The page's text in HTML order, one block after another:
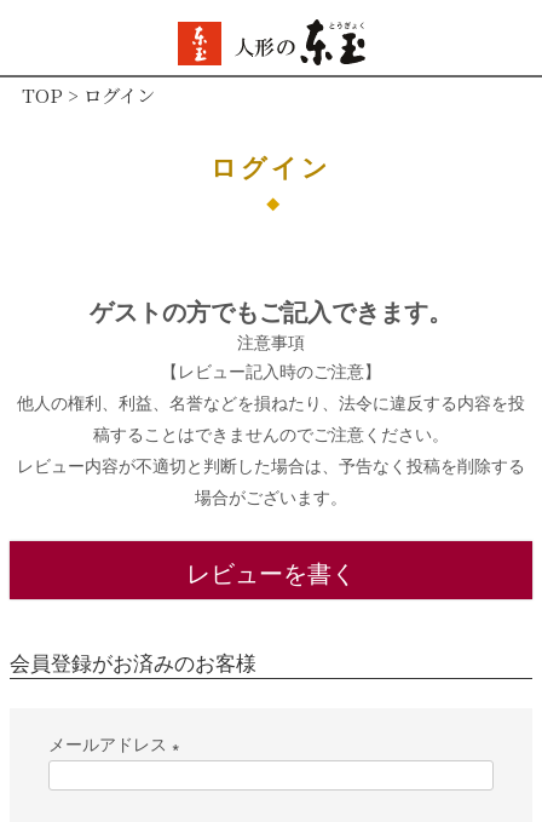
TOP ログイン
ログイン
ゲストの方でもご記入できます。
注意事項
【レビュー記入時のご注意】
他人の権利、利益、名誉などを損ねたり、法令に違反する内容を投
稿することはできませんのでご注意ください。
レビュー内容が不適切と判断した場合は、予告なく投稿を削除する
場合がございます。
レビューを書く
会員登録がお済みのお客様
メールアドレス
(